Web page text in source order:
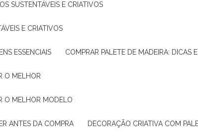
SUSTENTÁVEIS E CRIATIVOS
E CRIATIVOS
ESSENCIAIS COMPRAR PALETE DE MADEIRA: DICAS
O MELHOR
O MELHOR MODELO
ANTES DA COMPRA DECORAÇÃO CRIATIVA COM